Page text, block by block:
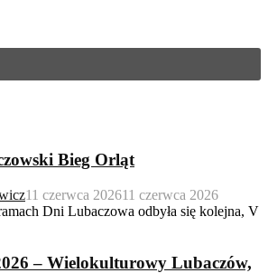
Bieg Orląt
11 czerwca 202611 czerwca 2026
Dni Lubaczowa odbyła się kolejna, V
– Wielokulturowy Lubaczów,